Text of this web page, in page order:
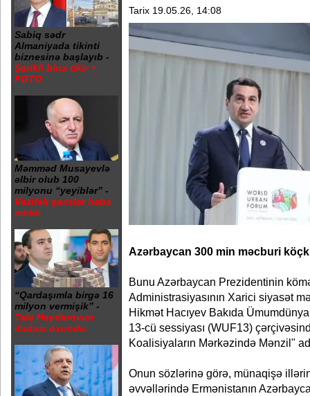
Sabiq sədr
Almaniyada tikinti
biznesinə başlayıb -
Şərikli bina tikir +
FOTO
Məmməd Musayevlə
əlbir olub 100
milyonu “yeyiblər” -
Vəzifəli şəxslər həbs
edildi
“Qardaşımla birgə 16
milyon vermişik” -
Tale Heydərovun
ifadəsi oxundu
Tarix 19.05.26, 14:08
Azərbaycan 300 min məcburi
Bunu Azərbaycan Prezidentinin
Administrasiyasının Xarici siyasət
Hikmət Hacıyev Bakıda
13-cü sessiyası (WUF13)
Koalisiyaların Mərkəzində Mənzil"
Onun sözlərinə görə, münaqişə
əvvəllərində Ermənistanın